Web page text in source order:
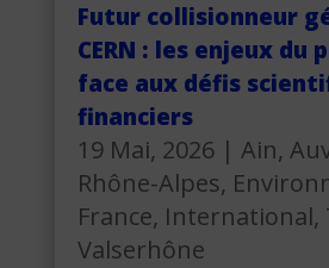
Futur collisionneur
CERN : les enjeux du
face aux défis
financiers
19 Mai, 2026| Ain,
Rhône-Alpes,
France, International,
Valserhône